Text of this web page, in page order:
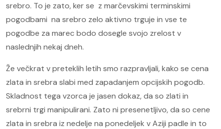
srebro. To je zato, ker se z marčevskimi terminskimi
pogodbami na srebro zelo aktivno trguje in vse te
pogodbe za marec bodo dosegle svojo zrelost v
naslednjih nekaj dneh.
Že večkrat v preteklih letih smo razpravljali, kako se cena
zlata in srebra slabi med zapadanjem opcijskih pogodb.
Skladnost tega vzorca je jasen dokaz, da so zlati in
srebrni trgi manipulirani. Zato ni presenetljivo, da so cene
zlata in srebra iz nedelje na ponedeljek v Aziji padle in to